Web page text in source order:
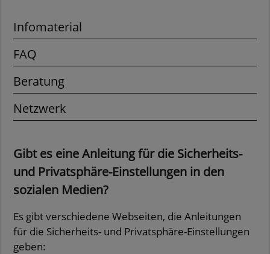
Infomaterial
FAQ
Beratung
Netzwerk
Gibt es eine Anleitung für die Sicherheits-
und Privatsphäre-Einstellungen in den
sozialen Medien?
Es gibt verschiedene Webseiten, die Anleitungen
für die Sicherheits- und Privatsphäre-Einstellungen
geben: